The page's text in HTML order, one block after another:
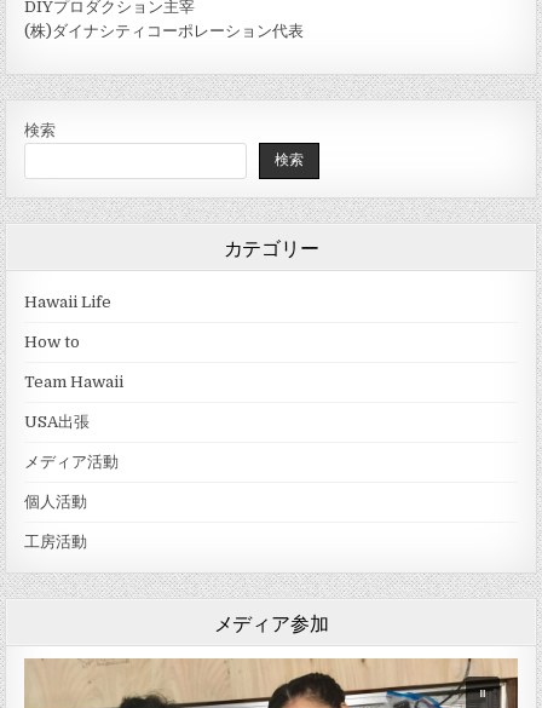
DIYプロダクション主宰
(株)ダイナシティコーポレーション代表
検索
検索
カテゴリー
Hawaii Life
How to
Team Hawaii
USA出張
メディア活動
個人活動
工房活動
メディア参加